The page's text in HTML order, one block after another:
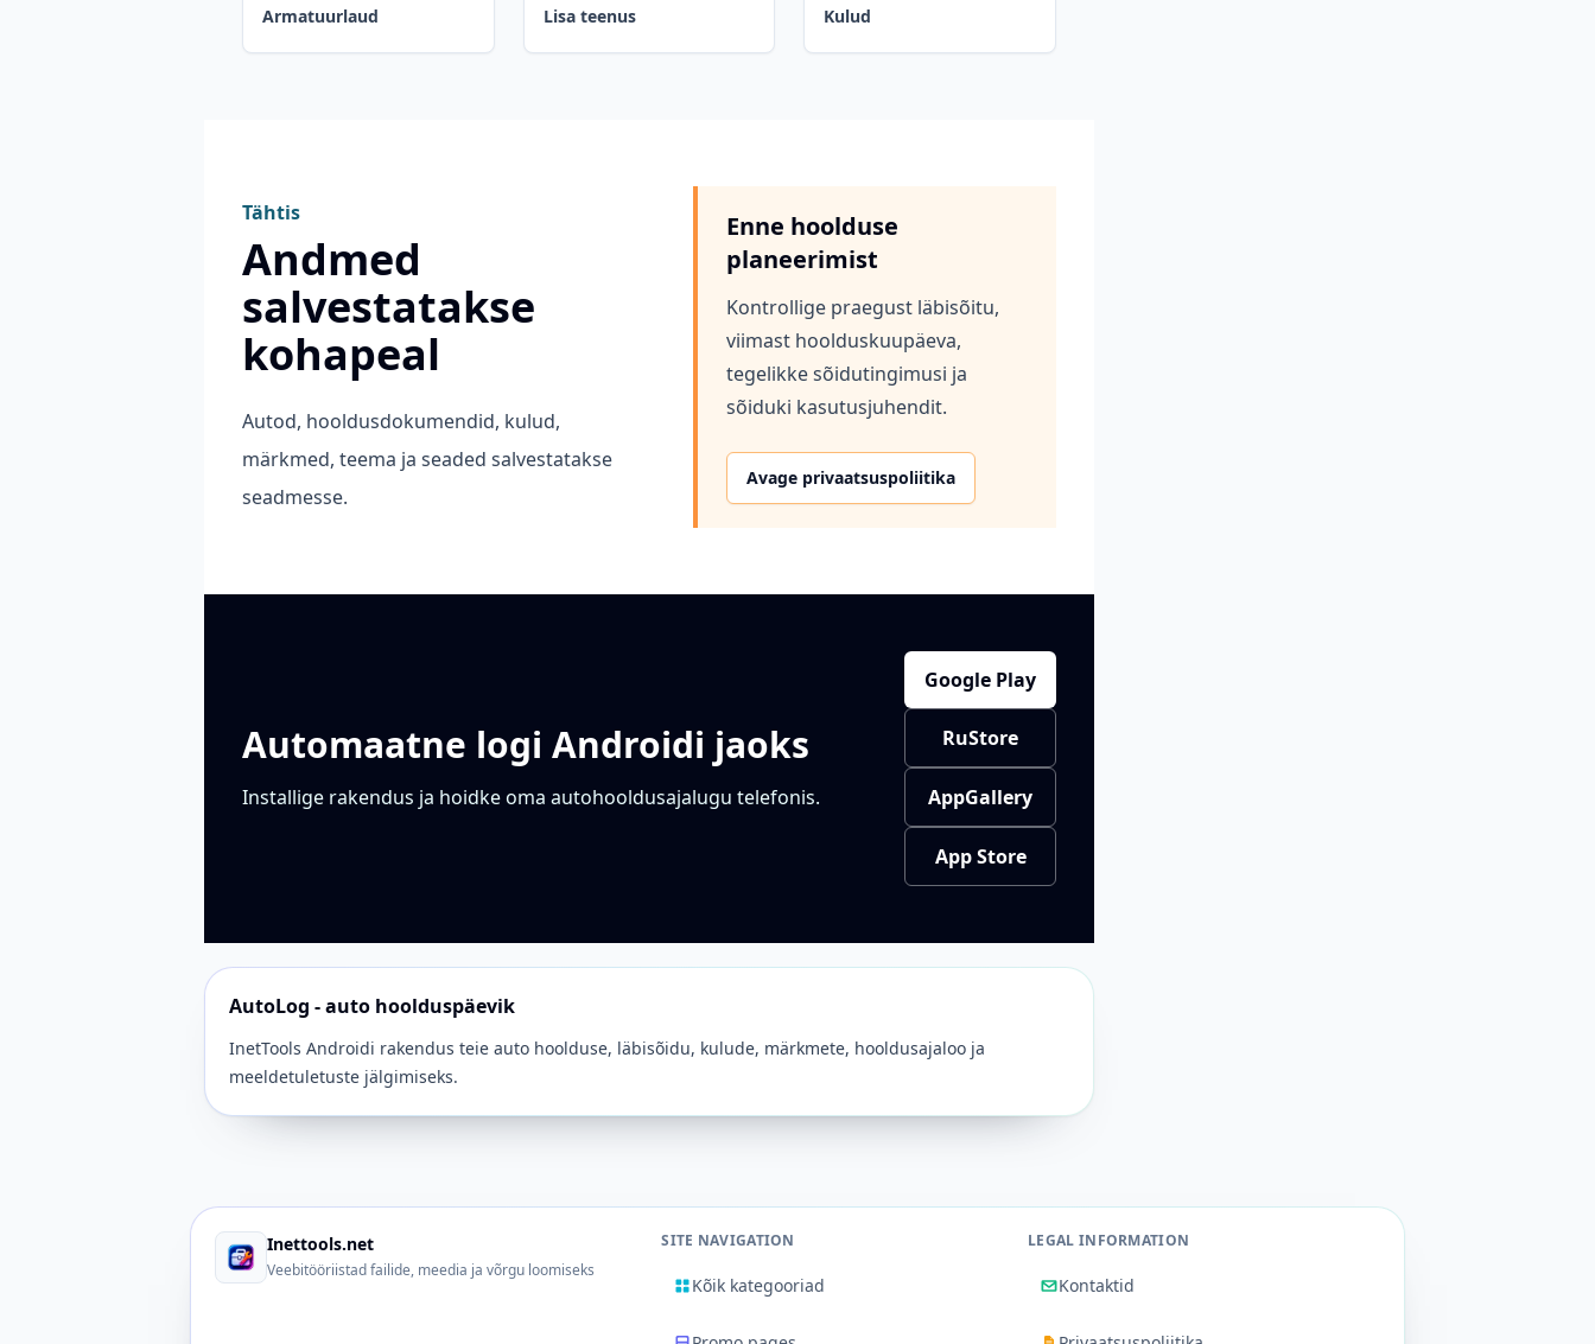
Armatuurlaud Lisa teenus Kulud
Tähtis
Andmed
salvestatakse
kohapeal
Autod, hooldusdokumendid, kulud,
märkmed, teema ja seaded salvestatakse
seadmesse.
Enne hoolduse
planeerimist
Kontrollige praegust läbisõitu,
viimast hoolduskuupäeva,
tegelikke sõidutingimusi ja
sõiduki kasutusjuhendit.
Avage privaatsuspoliitika
Automaatne logi Androidi jaoks
Installige rakendus ja hoidke oma autohooldusajalugu telefonis.
Google Play
RuStore
AppGallery
App Store
AutoLog - auto hoolduspäevik
InetTools Androidi rakendus teie auto hoolduse, läbisõidu, kulude, märkmete, hooldusajaloo ja
meeldetuletuste jälgimiseks.
Inettools.net
Veebitööriistad failide, meedia ja võrgu loomiseks
SITE NAVIGATION
Kõik kategooriad
LEGAL INFORMATION
Kontaktid